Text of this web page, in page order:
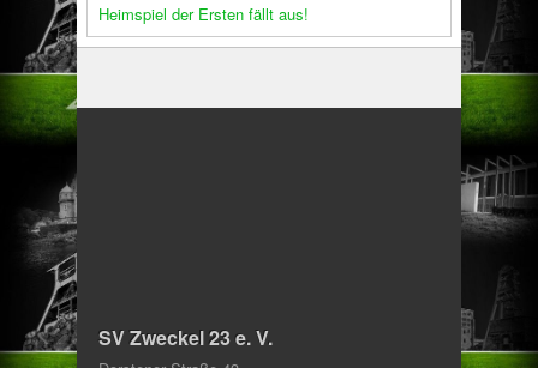
Heimspiel der Ersten fällt aus!
SV Zweckel 23 e. V.